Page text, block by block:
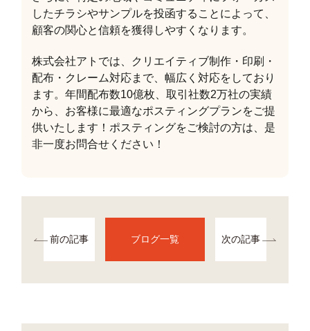
したチラシやサンプルを投函することによって、
顧客の関心と信頼を獲得しやすくなります。
株式会社アトでは、クリエイティブ制作・印刷・
配布・クレーム対応まで、幅広く対応をしており
ます。年間配布数10億枚、取引社数2万社の実績
から、お客様に最適なポスティングプランをご提
供いたします！ポスティングをご検討の方は、是
非一度お問合せください！
前の記事 ブログ一覧 次の記事